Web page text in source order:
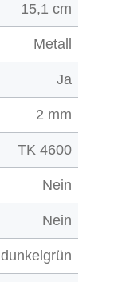
15,1 cm
Metall
Ja
2 mm
TK 4600
Nein
Nein
dunkelgrün